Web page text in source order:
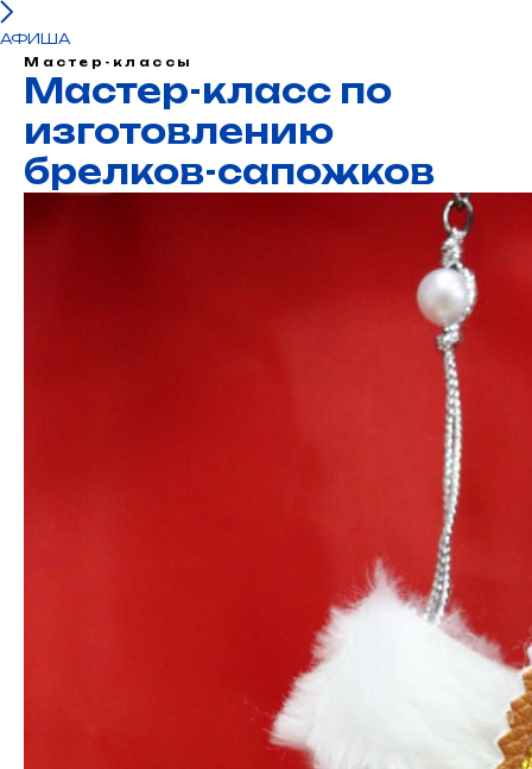
АФИША
Мастер-классы
Мастер-класс по
изготовлению
брелков-сапожков